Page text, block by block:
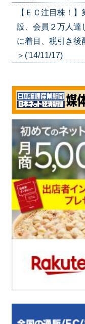
【ＥＣ注目株！
設、会員２万人達
に着目、税引き後
＞('14/11/17)